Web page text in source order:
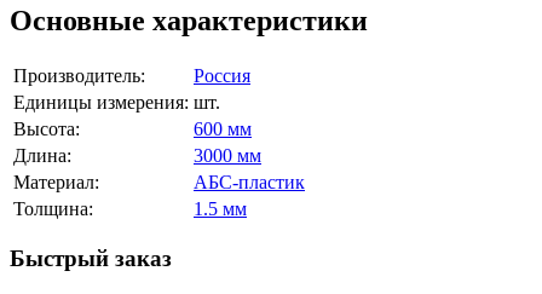
Основные характеристики
Производитель:
Россия
Единицы измерения: шт.
Высота:
600 мм
Длина:
3000 мм
Материал:
АБС-пластик
Толщина:
1.5 мм
Быстрый заказ